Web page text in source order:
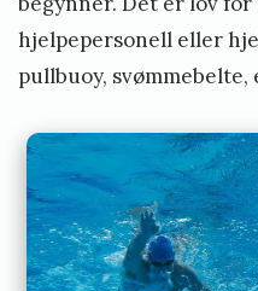
hjelpepersonell eller
pullbuoy, svømmebelte,